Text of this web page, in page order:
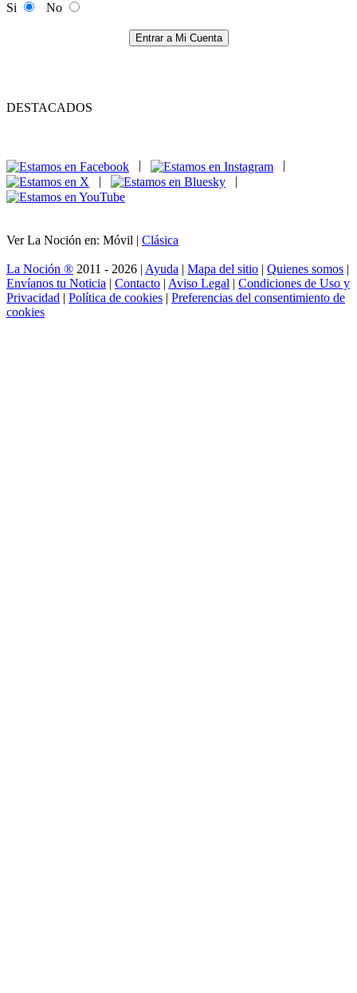
Si
No
Entrar a Mi Cuenta
DESTACADOS
|
|
Ver La Noción en: Móvil | Clásica
La Noción ® 2011 - 2026 | Ayuda | Mapa del sitio | Quienes somos |
Envíanos tu Noticia | Contacto | Aviso Legal | Condiciones de Uso y
Privacidad | Política de cookies | Preferencias del consentimiento de
cookies